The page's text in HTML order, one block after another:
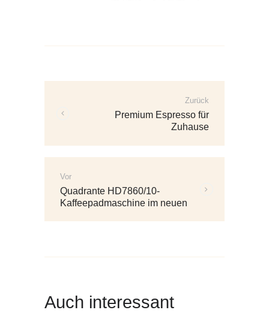
Zurück
Premium Espresso für
Zuhause
Vor
Beiträge:
Quadrante HD7860/10-
Kaffeepadmaschine im neuen
Auch interessant